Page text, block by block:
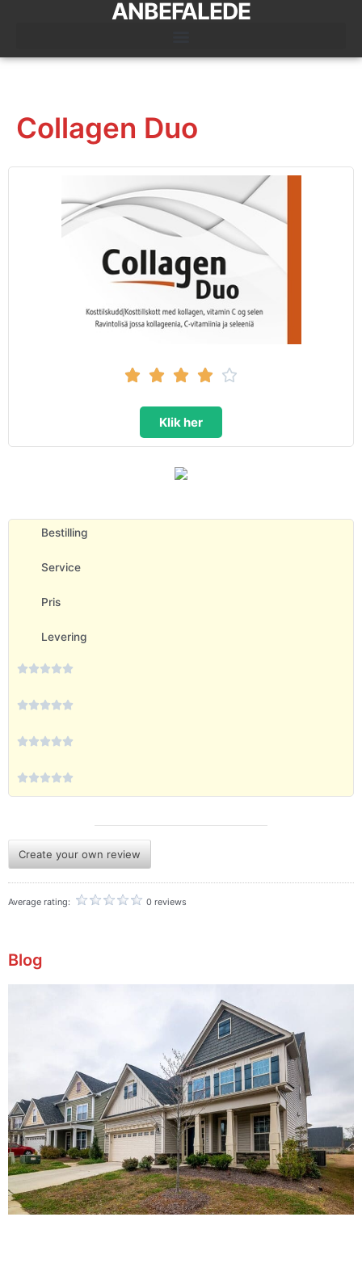
ANBEFALEDE
Collagen Duo
    
Klik her
Bestilling
Service
Pris
Levering




Create your own review
Average rating: 0 reviews
Blog